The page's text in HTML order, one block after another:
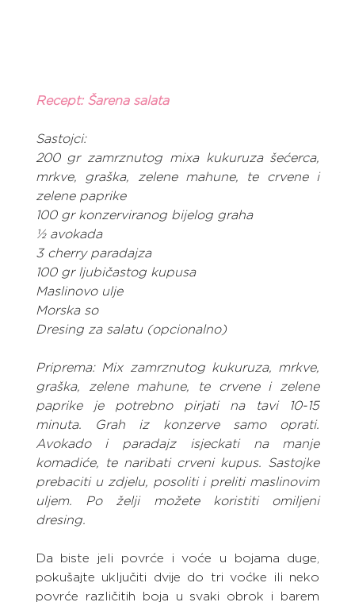
Recept: Šarena salata
Sastojci:
200 gr zamrznutog mixa kukuruza šećerca,
mrkve, graška, zelene mahune, te crvene i
zelene paprike
100 gr konzerviranog bijelog graha
½ avokada
3 cherry paradajza
100 gr ljubičastog kupusa
Maslinovo ulje
Morska so
Dresing za salatu (opcionalno)
Priprema: Mix zamrznutog kukuruza, mrkve,
graška, zelene mahune, te crvene i zelene
paprike je potrebno pirjati na tavi 10-15
minuta. Grah iz konzerve samo oprati.
Avokado i paradajz isjeckati na manje
komadiće, te naribati crveni kupus. Sastojke
prebaciti u zdjelu, posoliti i preliti maslinovim
uljem. Po želji možete koristiti omiljeni
dresing.
Da biste jeli povrće i voće u bojama duge,
pokušajte uključiti dvije do tri voćke ili neko
povrće različitih boja u svaki obrok i barem